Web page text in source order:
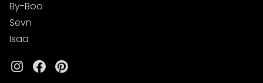
By-Boo
Sevn
Isaa
Instagram
Facebook
Pinterest